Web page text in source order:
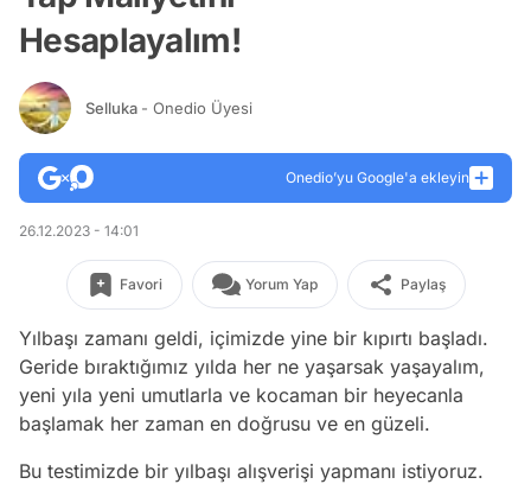
Hesaplayalım!
Selluka - Onedio Üyesi
Onedio’yu Google'a ekleyin
26.12.2023 - 14:01
Favori Yorum Yap Paylaş
Yılbaşı zamanı geldi, içimizde yine bir kıpırtı başladı.
Geride bıraktığımız yılda her ne yaşarsak yaşayalım,
yeni yıla yeni umutlarla ve kocaman bir heyecanla
başlamak her zaman en doğrusu ve en güzeli.
Bu testimizde bir yılbaşı alışverişi yapmanı istiyoruz.